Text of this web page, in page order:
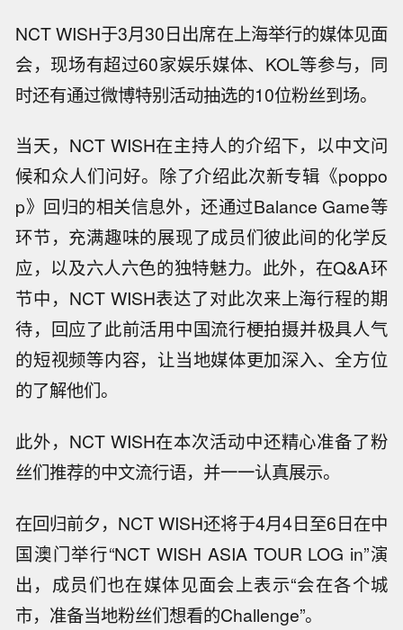
NCT WISH于3月30日出席在上海举行的媒体见面
会，现场有超过60家娱乐媒体、KOL等参与，同
时还有通过微博特别活动抽选的10位粉丝到场。
当天，NCT WISH在主持人的介绍下，以中文问
候和众人们问好。除了介绍此次新专辑《poppo
p》回归的相关信息外，还通过Balance Game等
环节，充满趣味的展现了成员们彼此间的化学反
应，以及六人六色的独特魅力。此外，在Q&A环
节中，NCT WISH表达了对此次来上海行程的期
待，回应了此前活用中国流行梗拍摄并极具人气
的短视频等内容，让当地媒体更加深入、全方位
的了解他们。
此外，NCT WISH在本次活动中还精心准备了粉
丝们推荐的中文流行语，并一一认真展示。
在回归前夕，NCT WISH还将于4月4日至6日在中
国澳门举行“NCT WISH ASIA TOUR LOG in”演
出，成员们也在媒体见面会上表示“会在各个城
市，准备当地粉丝们想看的Challenge”。